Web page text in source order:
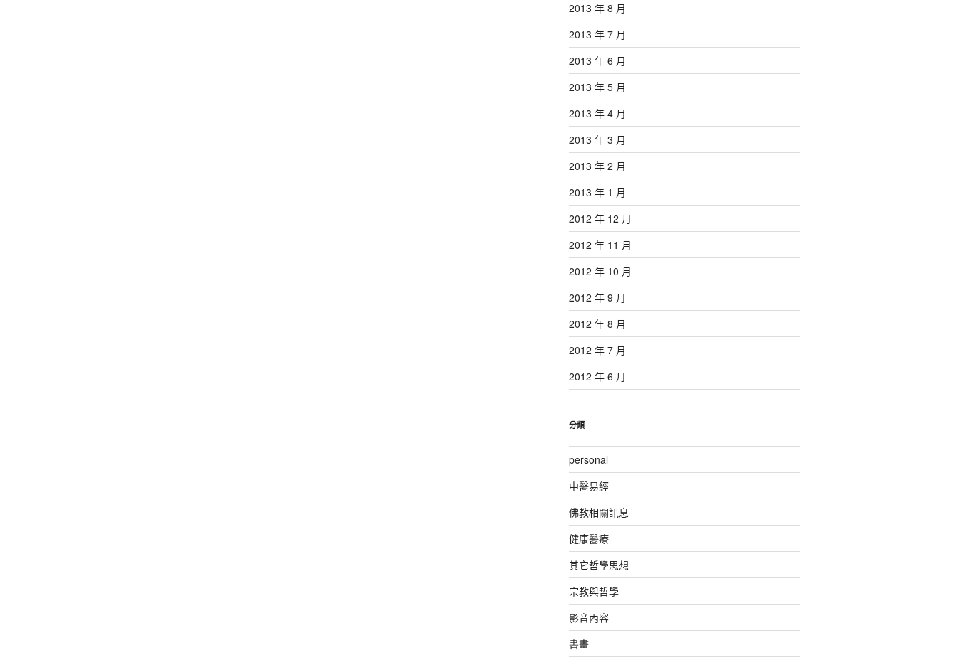
2013 年 8 月
2013 年 7 月
2013 年 6 月
2013 年 5 月
2013 年 4 月
2013 年 3 月
2013 年 2 月
2013 年 1 月
2012 年 12 月
2012 年 11 月
2012 年 10 月
2012 年 9 月
2012 年 8 月
2012 年 7 月
2012 年 6 月
分類
personal
中醫易經
佛教相關訊息
健康醫療
其它哲學思想
宗教與哲學
影音內容
書畫